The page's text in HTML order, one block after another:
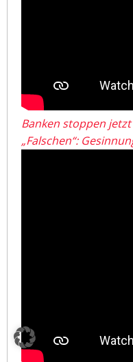
Banken stoppen
„Falschen“: